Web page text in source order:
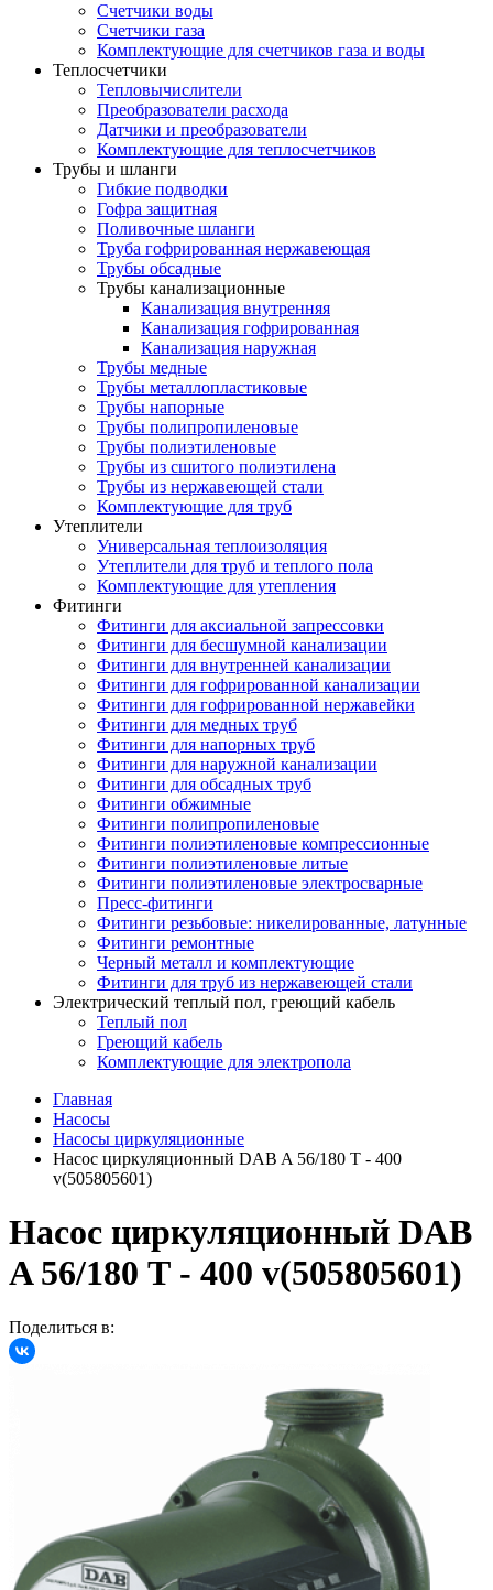
Счетчики воды
Счетчики газа
Комплектующие для счетчиков газа и воды
Теплосчетчики
Тепловычислители
Преобразователи расхода
Датчики и преобразователи
Комплектующие для теплосчетчиков
Трубы и шланги
Гибкие подводки
Гофра защитная
Поливочные шланги
Труба гофрированная нержавеющая
Трубы обсадные
Трубы канализационные
Канализация внутренняя
Канализация гофрированная
Канализация наружная
Трубы медные
Трубы металлопластиковые
Трубы напорные
Трубы полипропиленовые
Трубы полиэтиленовые
Трубы из сшитого полиэтилена
Трубы из нержавеющей стали
Комплектующие для труб
Утеплители
Универсальная теплоизоляция
Утеплители для труб и теплого пола
Комплектующие для утепления
Фитинги
Фитинги для аксиальной запрессовки
Фитинги для бесшумной канализации
Фитинги для внутренней канализации
Фитинги для гофрированной канализации
Фитинги для гофрированной нержавейки
Фитинги для медных труб
Фитинги для напорных труб
Фитинги для наружной канализации
Фитинги для обсадных труб
Фитинги обжимные
Фитинги полипропиленовые
Фитинги полиэтиленовые компрессионные
Фитинги полиэтиленовые литые
Фитинги полиэтиленовые электросварные
Пресс-фитинги
Фитинги резьбовые: никелированные, латунные
Фитинги ремонтные
Черный металл и комплектующие
Фитинги для труб из нержавеющей стали
Электрический теплый пол, греющий кабель
Теплый пол
Греющий кабель
Комплектующие для электропола
Главная
Насосы
Насосы циркуляционные
Насос циркуляционный DAB A 56/180 Т - 400
v(505805601)
Насос циркуляционный DAB
A 56/180 Т - 400 v(505805601)
Поделиться в: